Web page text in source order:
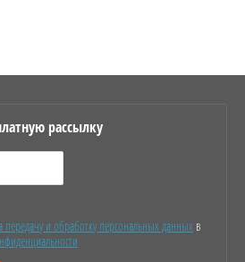
рассылку
передачу и обработку персональных данных в